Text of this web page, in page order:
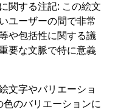
関する注記: この絵文
ユーザーの間で非常
や包括性に関する議
要な文脈で特に意義
文字やバリエーショ
のバリエーションに